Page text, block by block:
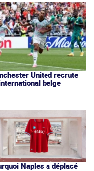
United recrute
belge
Naples a déplacé